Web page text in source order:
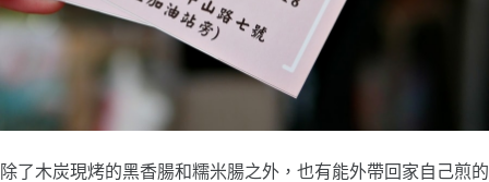
除了木炭現烤的黑香腸和糯米腸之外，也有能外帶回家自己煎的